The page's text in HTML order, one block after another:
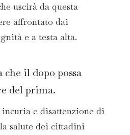
uscirà da questa
affrontato dai
e a testa alta.
che il dopo possa
del prima.
e disattenzione di
salute dei cittadini